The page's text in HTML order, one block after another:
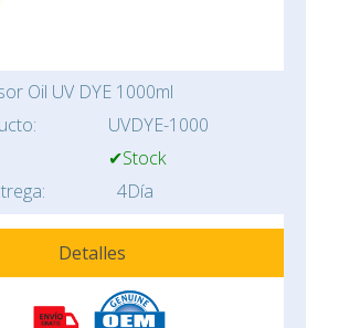
Oil UV DYE 1000ml
UVDYE-1000
✔Stock
4Día
Detalles